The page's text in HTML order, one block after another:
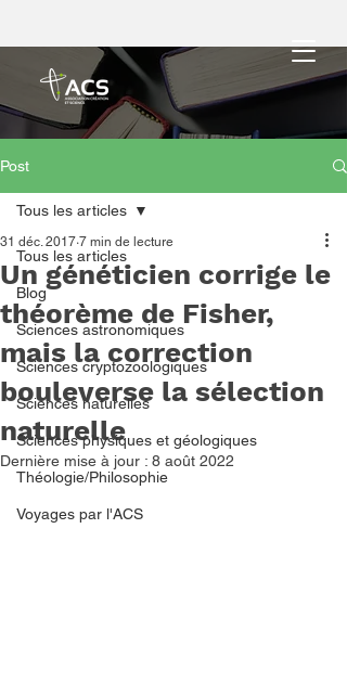
Post
Tous les articles
Blog
Sciences astronomiques
Sciences cryptozoologiques
Sciences naturelles
Sciences physiques et géologiques
Théologie/Philosophie
Voyages par l'ACS
Tous les articles
Un généticien corrige le
théorème de Fisher,
mais la correction
bouleverse la sélection
naturelle
31 déc. 2017 7 min de lecture
Dernière mise à jour : 8 août 2022